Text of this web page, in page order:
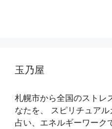
玉乃屋
札幌市から全国のストレ
なたを、 スピリチュア
占い、エネルギーワーク